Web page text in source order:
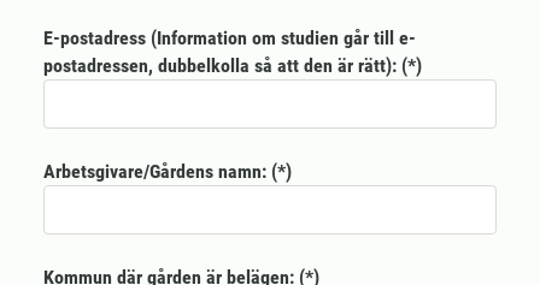
E-postadress (Information om studien går till e-
postadressen, dubbelkolla så att den är rätt):
Arbetsgivare/Gårdens namn:
Kommun där gården är belägen: